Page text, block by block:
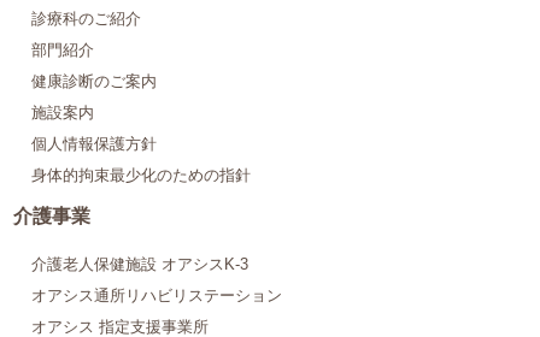
診療科のご紹介
部門紹介
健康診断のご案内
施設案内
個人情報保護方針
身体的拘束最少化のための指針
介護事業
介護老人保健施設 オアシスK-3
オアシス通所リハビリステーション
オアシス 指定支援事業所